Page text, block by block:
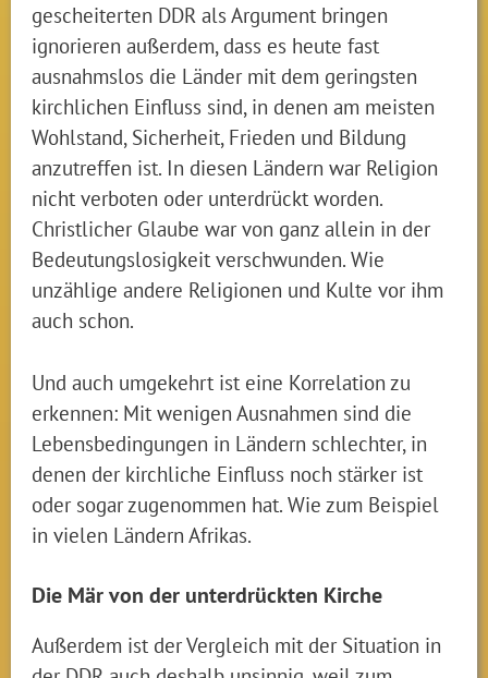
gescheiterten DDR als Argument bringen
ignorieren außerdem, dass es heute fast
ausnahmslos die Länder mit dem geringsten
kirchlichen Einfluss sind, in denen am meisten
Wohlstand, Sicherheit, Frieden und Bildung
anzutreffen ist. In diesen Ländern war Religion
nicht verboten oder unterdrückt worden.
Christlicher Glaube war von ganz allein in der
Bedeutungslosigkeit verschwunden. Wie
unzählige andere Religionen und Kulte vor ihm
auch schon.
Und auch umgekehrt ist eine Korrelation zu
erkennen: Mit wenigen Ausnahmen sind die
Lebensbedingungen in Ländern schlechter, in
denen der kirchliche Einfluss noch stärker ist
oder sogar zugenommen hat. Wie zum Beispiel
in vielen Ländern Afrikas.
Die Mär von der unterdrückten Kirche
Außerdem ist der Vergleich mit der Situation in